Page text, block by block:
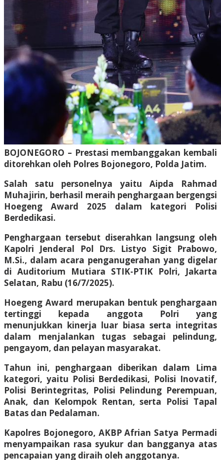
BOJONEGORO – Prestasi membanggakan kembali
ditorehkan oleh Polres Bojonegoro, Polda Jatim.
Salah satu personelnya yaitu Aipda Rahmad
Muhajirin, berhasil meraih penghargaan bergengsi
Hoegeng Award 2025 dalam kategori Polisi
Berdedikasi.
Penghargaan tersebut diserahkan langsung oleh
Kapolri Jenderal Pol Drs. Listyo Sigit Prabowo,
M.Si., dalam acara penganugerahan yang digelar
di Auditorium Mutiara STIK-PTIK Polri, Jakarta
Selatan, Rabu (16/7/2025).
Hoegeng Award merupakan bentuk penghargaan
tertinggi kepada anggota Polri yang
menunjukkan kinerja luar biasa serta integritas
dalam menjalankan tugas sebagai pelindung,
pengayom, dan pelayan masyarakat.
Tahun ini, penghargaan diberikan dalam Lima
kategori, yaitu Polisi Berdedikasi, Polisi Inovatif,
Polisi Berintegritas, Polisi Pelindung Perempuan,
Anak, dan Kelompok Rentan, serta Polisi Tapal
Batas dan Pedalaman.
Kapolres Bojonegoro, AKBP Afrian Satya Permadi
menyampaikan rasa syukur dan bangganya atas
pencapaian yang diraih oleh anggotanya.